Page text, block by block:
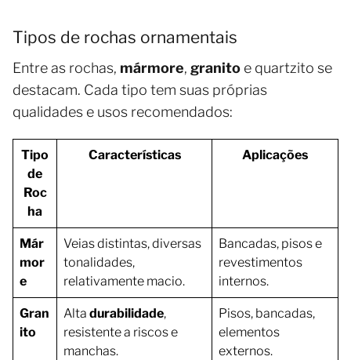
Tipos de rochas ornamentais
Entre as rochas, mármore, granito e quartzito se
destacam. Cada tipo tem suas próprias
qualidades e usos recomendados:
Tipo
de
Roc
ha
Características Aplicações
Már
mor
e
Veias distintas, diversas
tonalidades,
relativamente macio.
Bancadas, pisos e
revestimentos
internos.
Gran
ito
Alta durabilidade,
resistente a riscos e
manchas.
Pisos, bancadas,
elementos
externos.